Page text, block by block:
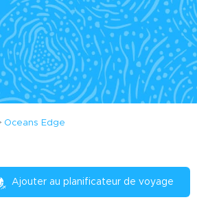
Oceans Edge
Ajouter au planificateur de voyage